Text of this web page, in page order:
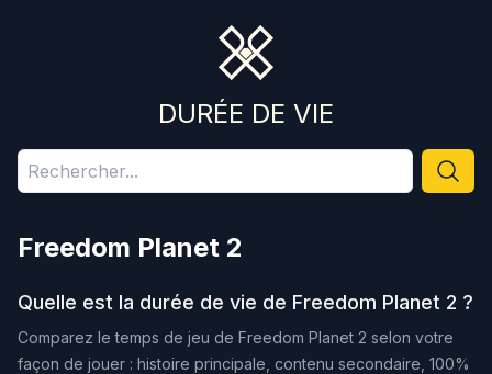
DURÉE DE VIE
Freedom Planet 2
Quelle est la durée de vie de Freedom Planet 2 ?
Comparez le temps de jeu de Freedom Planet 2 selon votre
façon de jouer : histoire principale, contenu secondaire, 100%